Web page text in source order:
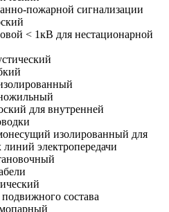
пожарной сигнализации
< 1кВ для нестационарной
для внутренней
изолированный для
электропередачи
состава